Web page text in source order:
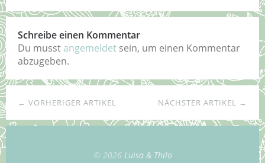
Schreibe einen Kommentar
Du musst angemeldet sein, um einen Kommentar
abzugeben.
NÄCHSTER ARTIKEL →
← VORHERIGER ARTIKEL
© 2026 Luisa & Thilo